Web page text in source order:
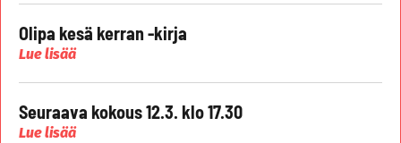
Olipa kesä kerran -kirja
Lue lisää
Seuraava kokous 12.3. klo 17.30
Lue lisää